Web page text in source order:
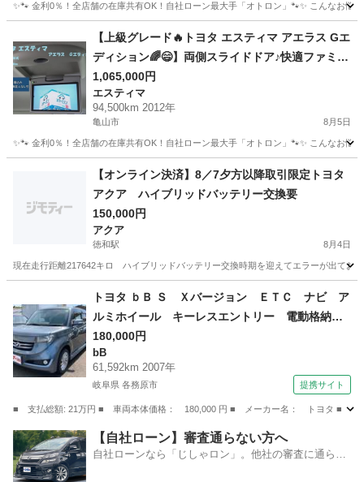
✨🐾 金利0％！全店舗の在庫共有OK！自社ローン最大手「オトロン」🐾✨ こんなお
プリウス
【上級グレード🔥トヨタ エスティマ アエラス Gエ
ディション🌈😄】両側スライドドア♪快適ファミリ
ーミニバン！
1,065,000円
エスティマ
94,500km 2012年
亀山市 8月5日
✨🐾 金利0％！全店舗の在庫共有OK！自社ローン最大手「オトロン」🐾✨ こんなお
エスティマ 車両
【オンライン決済】8／7夕方以降取引限定トヨタ
アクア ハイブリッドバッテリー交換要
150,000円
アクア
徳和駅 8月4日
現在走行距離217642キロ ハイブリッドバッテリー交換時期を迎えてエラーが出てお
徳和駅 アクア トヨタアクア
トヨタ ｂＢ Ｓ Ｘバージョン ＥＴＣ ナビ ア
ルミホイール キーレスエントリー 電動格納ミ
ラー ＡＴ 衝突安全ボディ ベンチシート Ａ
ＢＳ ＣＤ ＤＶＤ再生 エアコン パワーステ
アリング 現状渡し （なし）
180,000円
bB
61,592km 2007年
岐阜県 各務原市 提携サイト
■ 支払総額: 21万円 ■ 車両本体価格： 180,000 円 ■ メーカー名： トヨタ ■
岐阜 各務原市 bB
【自社ローン】審査通らない方へ
自社ローンなら「じしゃロン」。他社の審査に通らな